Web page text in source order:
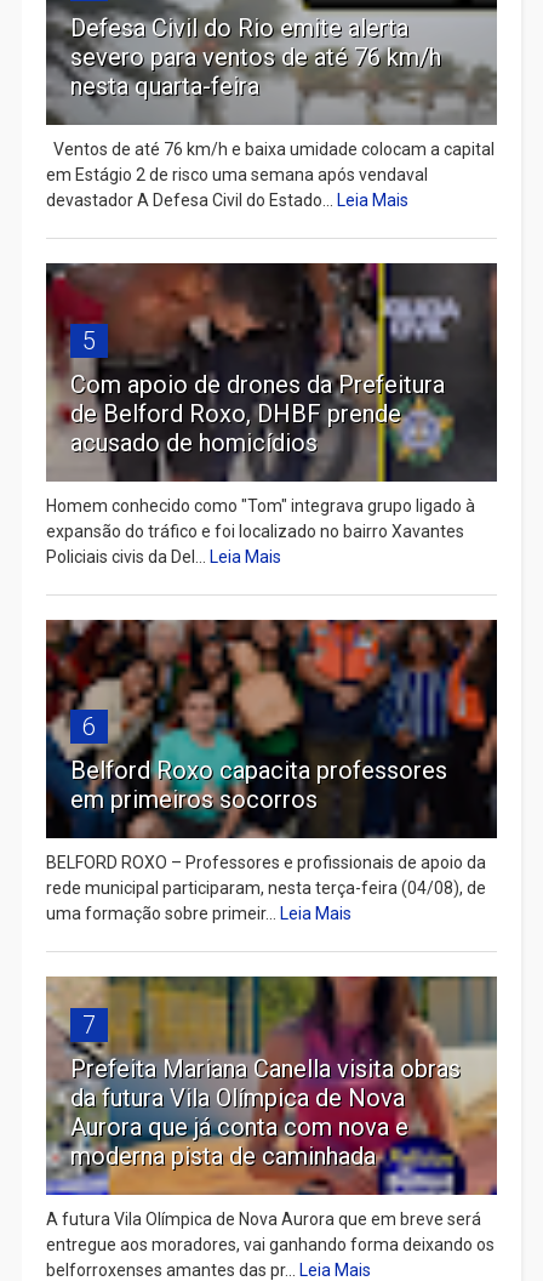
Defesa Civil do Rio emite alerta
severo para ventos de até 76 km/h
nesta quarta-feira
Ventos de até 76 km/h e baixa umidade colocam a capital
em Estágio 2 de risco uma semana após vendaval
devastador A Defesa Civil do Estado...
Leia Mais
5
Com apoio de drones da Prefeitura
de Belford Roxo, DHBF prende
acusado de homicídios
Homem conhecido como "Tom" integrava grupo ligado à
expansão do tráfico e foi localizado no bairro Xavantes
Policiais civis da Del...
Leia Mais
6
Belford Roxo capacita professores
em primeiros socorros
BELFORD ROXO – Professores e profissionais de apoio da
rede municipal participaram, nesta terça-feira (04/08), de
uma formação sobre primeir...
Leia Mais
7
Prefeita Mariana Canella visita obras
da futura Vila Olímpica de Nova
Aurora que já conta com nova e
moderna pista de caminhada
A futura Vila Olímpica de Nova Aurora que em breve será
entregue aos moradores, vai ganhando forma deixando os
belforroxenses amantes das pr...
Leia Mais